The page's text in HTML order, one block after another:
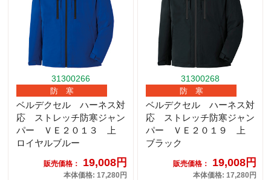
31300266
防 寒
ベルデクセル ハーネス対
応 ストレッチ防寒ジャン
パー ＶＥ２０１３ 上
ロイヤルブルー
販売価格： 19,008円
本体価格: 17,280円
31300268
防 寒
ベルデクセル ハーネス対
応 ストレッチ防寒ジャン
パー ＶＥ２０１９ 上
ブラック
販売価格： 19,008円
本体価格: 17,280円